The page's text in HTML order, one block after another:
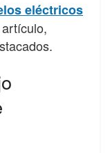
eléctricos